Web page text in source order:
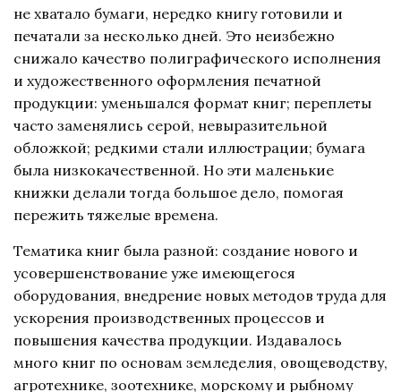
не хватало бумаги, нередко книгу готовили и
печатали за несколько дней. Это неизбежно
снижало качество полиграфического исполнения
и художественного оформления печатной
продукции: уменьшался формат книг; переплеты
часто заменялись серой, невыразительной
обложкой; редкими стали иллюстрации; бумага
была низкокачественной. Но эти маленькие
книжки делали тогда большое дело, помогая
пережить тяжелые времена.
Тематика книг была разной: создание нового и
усовершенствование уже имеющегося
оборудования, внедрение новых методов труда для
ускорения производственных процессов и
повышения качества продукции. Издавалось
много книг по основам земледелия, овощеводству,
агротехнике, зоотехнике, морскому и рыбному